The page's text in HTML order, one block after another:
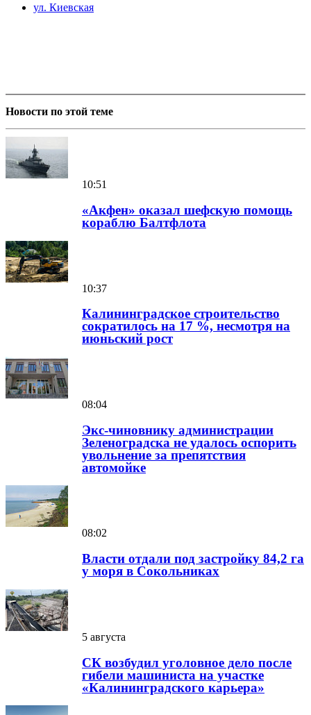
ул. Киевская
Новости по этой теме
10:51
«Акфен» оказал шефскую помощь
кораблю Балтфлота
10:37
Калининградское строительство
сократилось на 17 %, несмотря на
июньский рост
08:04
Экс-чиновнику администрации
Зеленоградска не удалось оспорить
увольнение за препятствия
автомойке
08:02
Власти отдали под застройку 84,2 га
у моря в Сокольниках
5 августа
СК возбудил уголовное дело после
гибели машиниста на участке
«Калининградского карьера»